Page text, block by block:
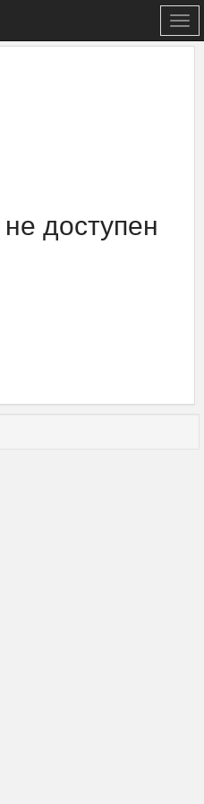
доступен